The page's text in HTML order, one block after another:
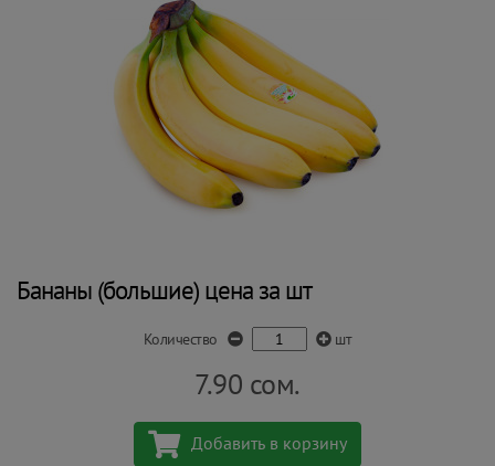
Бананы (большие) цена за шт
Количество шт
7.90 сом.
Добавить в корзину